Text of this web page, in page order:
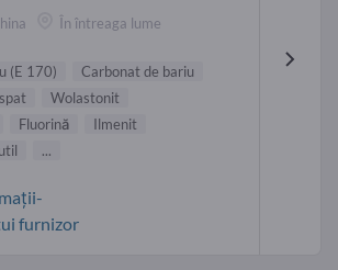
În întreaga lume
(E 170)
Carbonat de bariu
Wolastonit
Fluorină
Ilmenit
...
furnizor